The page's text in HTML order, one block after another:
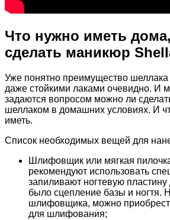
Что нужно иметь
сделать маникюр
Уже понятно преимущество
даже стойкими лаками очевидно. И
задаются вопросом можно ли
шеллаком в домашних условиях. И
иметь.
Список необходимых вещей для
Шлифовщик или мягкая
рекомендуют использовать
запиливают ногтевую пластину
было сцепление базы и ногтя.
шлифовщика, можно
для шлифования;